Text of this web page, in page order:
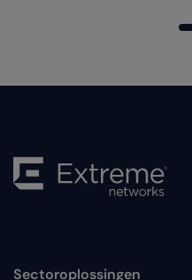
Sectoroplossingen